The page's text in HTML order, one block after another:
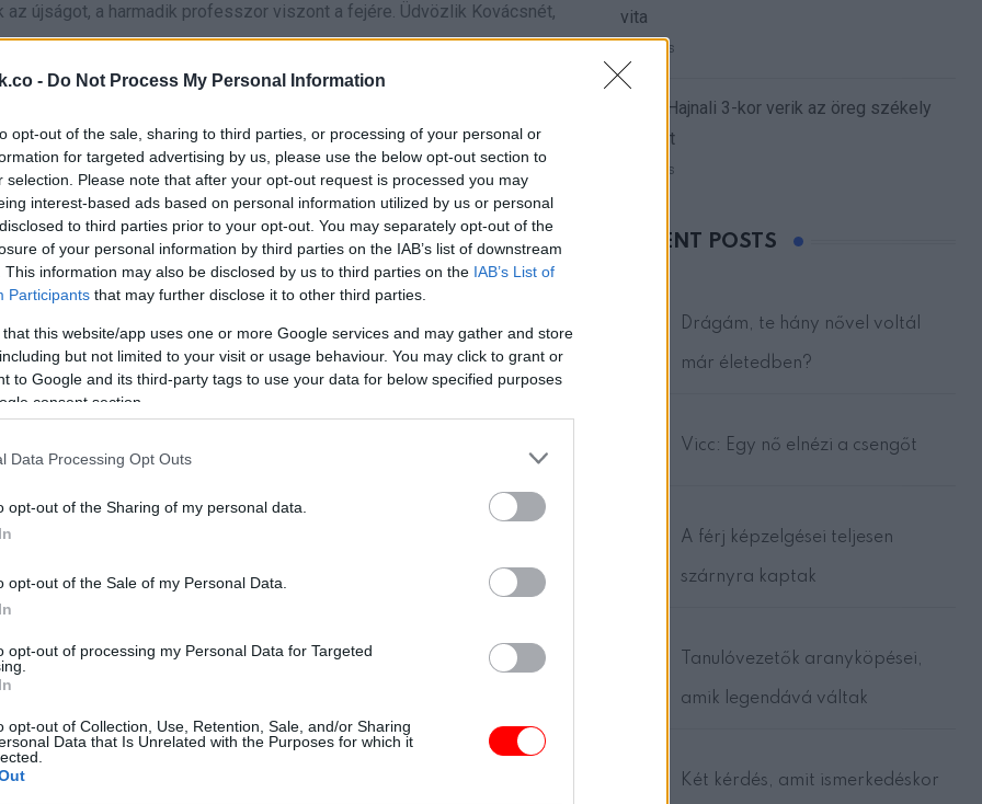
- Do Not Process My Personal Information
opt-out of the sale, sharing to third parties, or processing of your personal or
for targeted advertising by us, please use the below opt-out section to
selection. Please note that after your opt-out request is processed you may
interest-based ads based on personal information utilized by us or personal
to third parties prior to your opt-out. You may separately opt-out of the
of your personal information by third parties on the IAB’s list of downstream
This information may also be disclosed by us to third parties on the IAB’s List of
Participants that may further disclose it to other third parties.
that this website/app uses one or more Google services and may gather and store
but not limited to your visit or usage behaviour. You may click to grant or
to Google and its third-party tags to use your data for below specified purposes
consent section.
Data Processing Opt Outs
opt-out of the Sharing of my personal data.
opt-out of the Sale of my Personal Data.
opt-out of processing my Personal Data for Targeted
opt-out of Collection, Use, Retention, Sale, and/or Sharing
Data that Is Unrelated with the Purposes for which it
újságot, a harmadik professzor viszont a fejére. Üdvözlik Kovácsnét,
ismernek meg!
vita
18 views
VICC: Hajnali 3-kor verik az öreg székely
ablakát
17 views
RECENT POSTS
Drágám, te hány nővel voltál
már életedben?
Vicc: Egy nő elnézi a csengőt
A férj képzelgései teljesen
szárnyra kaptak
Tanulóvezetők aranyköpései,
amik legendává váltak
Két kérdés, amit ismerkedéskor